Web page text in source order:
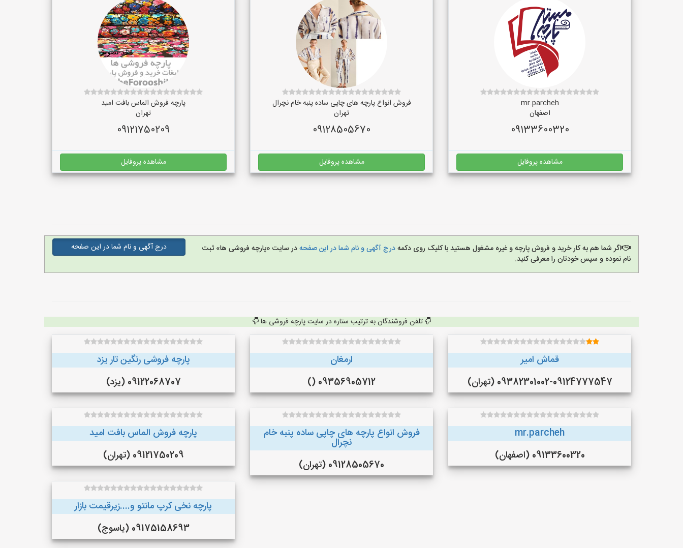
mr.parcheh
اصفهان
09133600320
مشاهده پروفایل
فروش انواع پارچه های چاپی ساده پنبه خام نچرال
تهران
09128505670
مشاهده پروفایل
پارچه فروش الماس بافت امید
تهران
09121750209
مشاهده پروفایل
اگر شما هم به کار خرید و فروش پارچه و غیره مشغول هستید با کلیک روی دکمهدرج آگهی و نام شما در این صفحهدر سایت «پارچه فروشی ها» ثبت
نام نموده و سپس خودتان را معرفی کنید.
درج آگهی و نام شما در این صفحه
تلفن فروشندگان به ترتیب ستاره در سایت پارچه فروشی ها
قماش امیر
09382301002-09124777547 (تهران)
ارمغان
09356905712 ()
پارچه فروشی رنگین تار یزد
09122068707 (یزد)
mr.parcheh
09133600320 (اصفهان)
فروش انواع پارچه های چاپی ساده پنبه خام
نچرال
09128505670 (تهران)
پارچه فروش الماس بافت امید
09121750209 (تهران)
پارچه نخی کرپ مانتو و....زیرقیمت بازار
09175158693 (یاسوج)